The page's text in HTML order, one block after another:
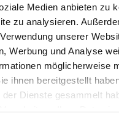
Medien anbieten zu
zu analysieren.
unserer
Werbung und Analyse
möglicherweise
ihnen bereitgestellt
Dienste gesammelt
/
/ Schlosser m/w/d oder
im erdverlegten
und/oder
Regelwerk
wünschenswert wären